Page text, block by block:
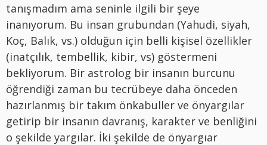
tanışmadım ama seninle ilgili bir şeye
inanıyorum. Bu insan grubundan (Yahudi, siyah,
Koç, Balık, vs.) olduğun için belli kişisel özellikler
(inatçılık, tembellik, kibir, vs) göstermeni
bekliyorum. Bir astrolog bir insanın burcunu
öğrendiği zaman bu tecrübeye daha önceden
hazırlanmış bir takım önkabuller ve önyargılar
getirip bir insanın davranış, karakter ve benliğini
o şekilde yargılar. İki şekilde de önyargıar